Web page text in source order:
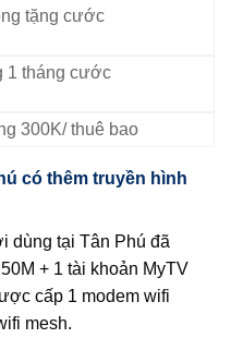
tặng cước
1 tháng cước
300K/ thuê bao
có thêm truyền hình
dùng tại Tân Phú đã
+ 1 tài khoản MyTV
cấp 1 modem wifi
mesh.